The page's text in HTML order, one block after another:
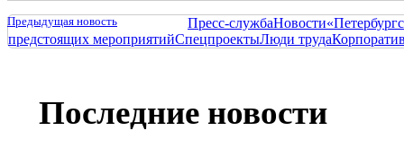
Предыдущая новость Пресс-службаНовости
предстоящих мероприятийСпецпроектыЛюди труда
Последние новости